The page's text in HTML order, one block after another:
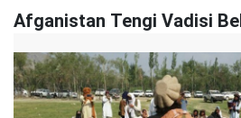
Afganistan Tengi Vadisi